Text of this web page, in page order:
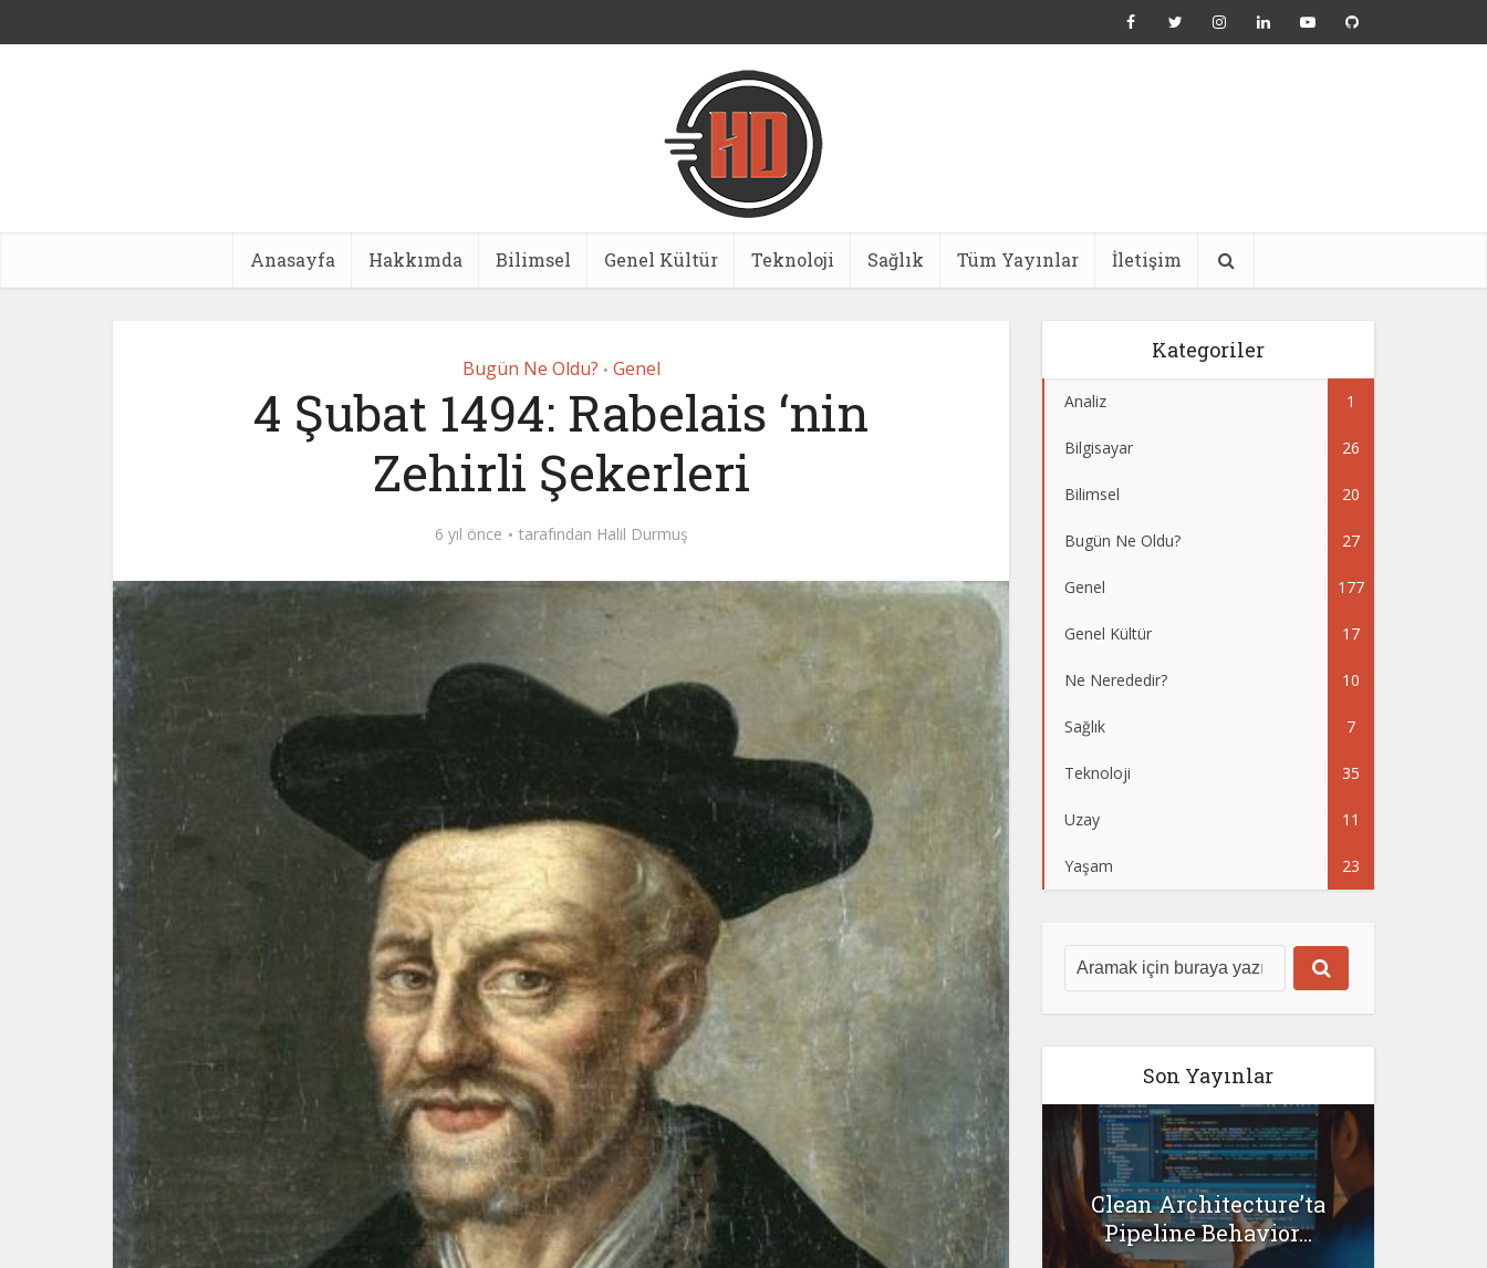
Anasayfa Hakkımda Bilimsel Genel Kültür Teknoloji Sağlık Tüm Yayınlar İletişim
Bugün Ne Oldu? • Genel
4 Şubat 1494: Rabelais ‘nin
Zehirli Şekerleri
6 yıl önce tarafından Halil Durmuş
Kategoriler
Analiz 1
Bilgisayar 26
Bilimsel 20
Bugün Ne Oldu? 27
Genel 177
Genel Kültür 17
Ne Nerededir? 10
Sağlık 7
Teknoloji 35
Uzay 11
Yaşam 23
Son Yayınlar
Gerçek CRM
Senaryolarıyla SOLID
Prensipleri
C#’ta Memory
Management, GC Nasıl
Çalışır?
Clean Architecture’ta
Pipeline Behavior...